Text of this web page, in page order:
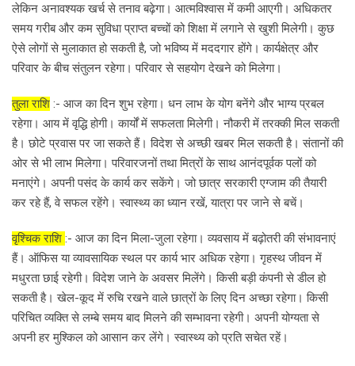
लेकिन अनावश्यक खर्च से तनाव बढ़ेगा। आत्मविश्वास में कमी आएगी। अधिकतर
समय गरीब और कम सुविधा प्राप्त बच्चों को शिक्षा में लगाने से खुशी मिलेगी। कुछ
ऐसे लोगों से मुलाकात हो सकती है, जो भविष्य में मददगार होंगे। कार्यक्षेत्र और
परिवार के बीच संतुलन रहेगा। परिवार से सहयोग देखने को मिलेगा।
तुला राशि :- आज का दिन शुभ रहेगा। धन लाभ के योग बनेंगे और भाग्य प्रबल
रहेगा। आय में वृद्धि होगी। कार्यों में सफलता मिलेगी। नौकरी में तरक्की मिल सकती
है। छोटे प्रवास पर जा सकते हैं। विदेश से अच्छी खबर मिल सकती है। संतानों की
ओर से भी लाभ मिलेगा। परिवारजनों तथा मित्रों के साथ आनंदपूर्वक पलों को
मनाएंगे। अपनी पसंद के कार्य कर सकेंगे। जो छात्र सरकारी एग्जाम की तैयारी
कर रहे हैं, वे सफल रहेंगे। स्वास्थ्य का ध्यान रखें, यात्रा पर जाने से बचें।
वृश्चिक राशि :- आज का दिन मिला-जुला रहेगा। व्यवसाय में बढ़ोतरी की संभावनाएं
हैं। ऑफिस या व्यावसायिक स्थल पर कार्य भार अधिक रहेगा। गृहस्थ जीवन में
मधुरता छाई रहेगी। विदेश जाने के अवसर मिलेंगे। किसी बड़ी कंपनी से डील हो
सकती है। खेल-कूद में रुचि रखने वाले छात्रों के लिए दिन अच्छा रहेगा। किसी
परिचित व्यक्ति से लम्बे समय बाद मिलने की सम्भावना रहेगी। अपनी योग्यता से
अपनी हर मुश्किल को आसान कर लेंगे। स्वास्थ्य को प्रति सचेत रहें।